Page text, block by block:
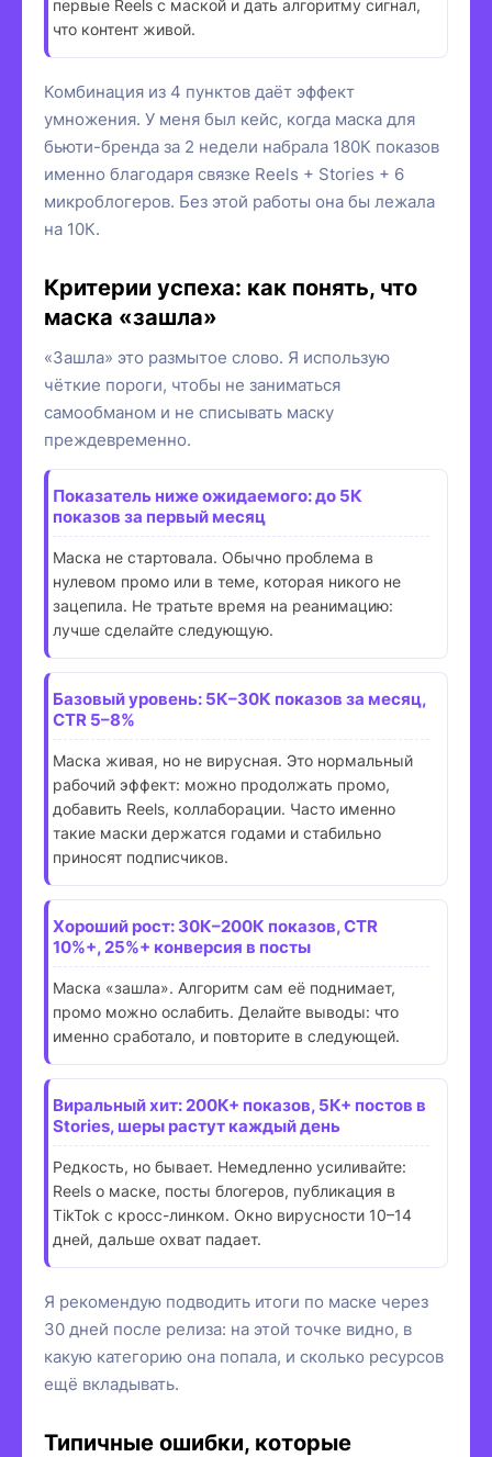
первые Reels с маской и дать алгоритму сигнал,
что контент живой.
Комбинация из 4 пунктов даёт эффект
умножения. У меня был кейс, когда маска для
бьюти-бренда за 2 недели набрала 180К показов
именно благодаря связке Reels + Stories + 6
микроблогеров. Без этой работы она бы лежала
на 10К.
Критерии успеха: как понять, что
маска «зашла»
«Зашла» это размытое слово. Я использую
чёткие пороги, чтобы не заниматься
самообманом и не списывать маску
преждевременно.
Показатель ниже ожидаемого: до 5К
показов за первый месяц
Маска не стартовала. Обычно проблема в
нулевом промо или в теме, которая никого не
зацепила. Не тратьте время на реанимацию:
лучше сделайте следующую.
Базовый уровень: 5К–30К показов за месяц,
CTR 5–8%
Маска живая, но не вирусная. Это нормальный
рабочий эффект: можно продолжать промо,
добавить Reels, коллаборации. Часто именно
такие маски держатся годами и стабильно
приносят подписчиков.
Хороший рост: 30К–200К показов, CTR
10%+, 25%+ конверсия в посты
Маска «зашла». Алгоритм сам её поднимает,
промо можно ослабить. Делайте выводы: что
именно сработало, и повторите в следующей.
Виральный хит: 200К+ показов, 5К+ постов в
Stories, шеры растут каждый день
Редкость, но бывает. Немедленно усиливайте:
Reels о маске, посты блогеров, публикация в
TikTok с кросс-линком. Окно вирусности 10–14
дней, дальше охват падает.
Я рекомендую подводить итоги по маске через
30 дней после релиза: на этой точке видно, в
какую категорию она попала, и сколько ресурсов
ещё вкладывать.
Типичные ошибки, которые